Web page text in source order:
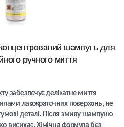
шампунь для
ручного миття
забезпечує делікатне миття
лакократочних поверхонь, не
деталі. Після змиву шампуню
висихає. Хімічна формула без